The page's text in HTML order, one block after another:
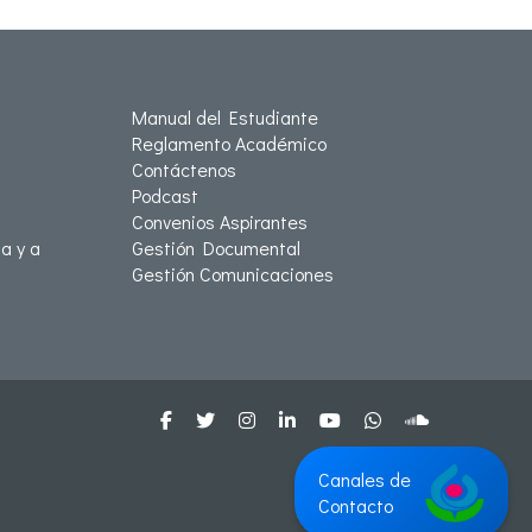
y a
Manual del Estudiante
Reglamento Académico
Contáctenos
Podcast
Convenios Aspirantes
Gestión Documental
Gestión Comunicaciones
Canales de
Contacto